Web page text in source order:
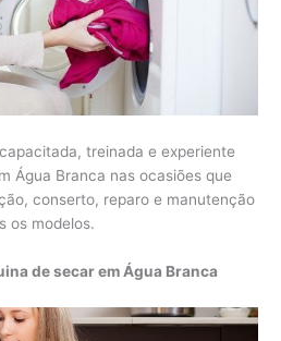
treinada e experiente
Água Branca nas ocasiões que
conserto, reparo e manutenção
os modelos.
de secar em Água Branca